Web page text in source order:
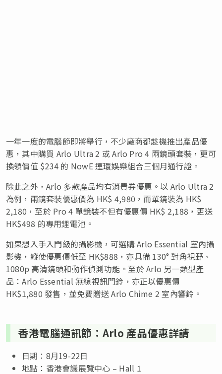
一年一度的電腦節即將舉行，不少廠商都趁機推出產品優
惠，其中購買 Arlo Ultra 2 或 Arlo Pro 4 兩鏡頭套裝，更可
換領價值 $234 的 NowE 連環娛樂組合三個月通行證。
除此之外，Arlo 多款產品均有消費券優惠。以 Arlo Ultra 2
為例，兩鏡套裝優惠價為 HK$ 4,980，而單鏡裝為 HK$
2,180，至於 Pro 4 單鏡裝不但有優惠價 HK$ 2,188，更送
HK$498 的專用鋰電池。
如果想入手入門級的攝影機，可選購 Arlo Essential 室內攝
影機，縱使優惠價低至 HK$888，亦具備 130° 對角視野、
1080p 高清鏡頭和動作偵測功能。至於 Arlo 另一類型產
品：Arlo Essential 無線視訊門鈴，亦正以優惠價
HK$1,880 發售，並免費贈送 Arlo Chime 2 室內響鈴。
香港電腦通訊節：Arlo 產品優惠詳請
日期：8月19-22日
地點：香港會議展覽中心 – Hall 1